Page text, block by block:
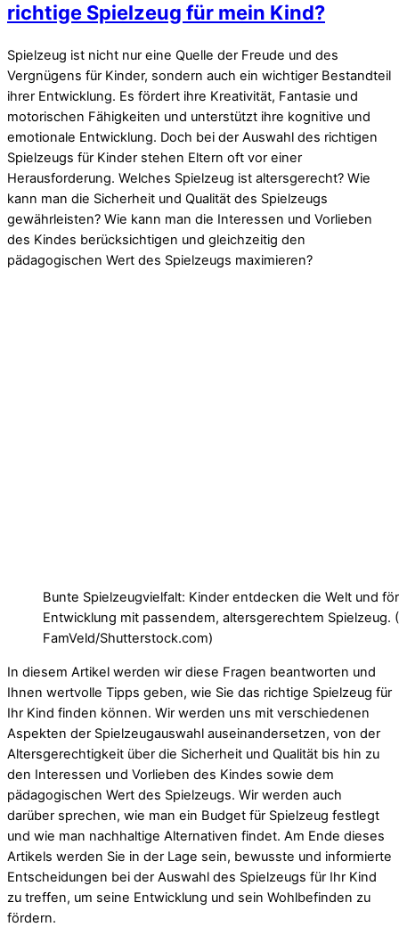
richtige Spielzeug für mein Kind?
Spielzeug ist nicht nur eine Quelle der Freude und des
Vergnügens für Kinder, sondern auch ein wichtiger Bestandteil
ihrer Entwicklung. Es fördert ihre Kreativität, Fantasie und
motorischen Fähigkeiten und unterstützt ihre kognitive und
emotionale Entwicklung. Doch bei der Auswahl des richtigen
Spielzeugs für Kinder stehen Eltern oft vor einer
Herausforderung. Welches Spielzeug ist altersgerecht? Wie
kann man die Sicherheit und Qualität des Spielzeugs
gewährleisten? Wie kann man die Interessen und Vorlieben
des Kindes berücksichtigen und gleichzeitig den
pädagogischen Wert des Spielzeugs maximieren?
Bunte Spielzeugvielfalt: Kinder entdecken die Welt und
Entwicklung mit passendem, altersgerechtem Spielzeug.
FamVeld/Shutterstock.com)
In diesem Artikel werden wir diese Fragen beantworten und
Ihnen wertvolle Tipps geben, wie Sie das richtige Spielzeug für
Ihr Kind finden können. Wir werden uns mit verschiedenen
Aspekten der Spielzeugauswahl auseinandersetzen, von der
Altersgerechtigkeit über die Sicherheit und Qualität bis hin zu
den Interessen und Vorlieben des Kindes sowie dem
pädagogischen Wert des Spielzeugs. Wir werden auch
darüber sprechen, wie man ein Budget für Spielzeug festlegt
und wie man nachhaltige Alternativen findet. Am Ende dieses
Artikels werden Sie in der Lage sein, bewusste und informierte
Entscheidungen bei der Auswahl des Spielzeugs für Ihr Kind
zu treffen, um seine Entwicklung und sein Wohlbefinden zu
fördern.